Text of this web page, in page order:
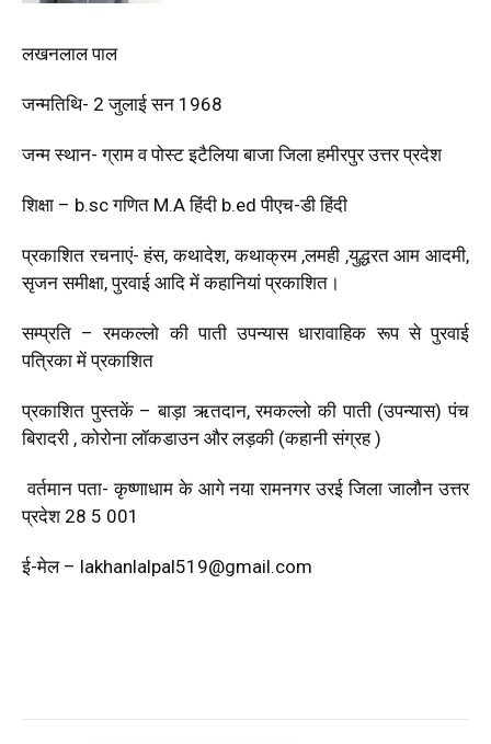
लखनलाल पाल
जन्मतिथि- 2 जुलाई सन 1968
जन्म स्थान- ग्राम व पोस्ट इटैलिया बाजा जिला हमीरपुर उत्तर प्रदेश
शिक्षा – b.sc गणित M.A हिंदी b.ed पीएच-डी हिंदी
प्रकाशित रचनाएं- हंस, कथादेश, कथाक्रम ,लमही ,युद्धरत आम आदमी,
सृजन समीक्षा, पुरवाई आदि में कहानियां प्रकाशित।
सम्प्रति – रमकल्लो की पाती उपन्यास धारावाहिक रूप से पुरवाई
पत्रिका में प्रकाशित
प्रकाशित पुस्तकें – बाड़ा ऋतदान, रमकल्लो की पाती (उपन्यास) पंच
बिरादरी , कोरोना लॉकडाउन और लड़की (कहानी संग्रह )
वर्तमान पता- कृष्णाधाम के आगे नया रामनगर उरई जिला जालौन उत्तर
प्रदेश 28 5 001
ई-मेल – lakhanlalpal519@gmail.com